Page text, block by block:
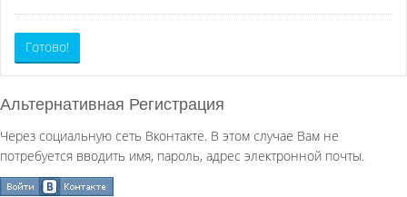
Готово!
Альтернативная Регистрация
Через социальную сеть Вконтакте. В этом случае Вам не
потребуется вводить имя, пароль, адрес электронной почты.